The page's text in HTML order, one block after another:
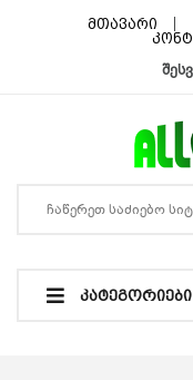
მთავარი
ᲙᲐᲢᲔᲒᲝᲠᲘᲔᲑᲘ